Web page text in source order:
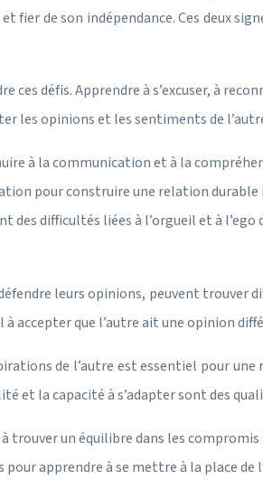
de son indépendance. Ces deux
défis. Apprendre à s’excuser, à
les opinions et les sentiments de
à la communication et à la
pour construire une relation durable
difficultés liées à l’orgueil et à
leurs opinions, peuvent trouver
accepter que l’autre ait une opinion
de l’autre est essentiel pour
et la capacité à s’adapter sont des
trouver un équilibre dans les
apprendre à se mettre à la place de